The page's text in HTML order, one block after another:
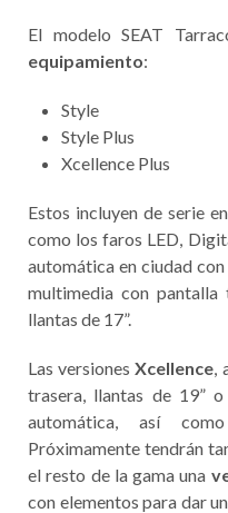
El modelo SEAT
equipamiento:
Style
Style Plus
Xcellence Plus
Estos incluyen de serie
como los faros LED,
automática en ciudad
multimedia con
llantas de 17”.
Las versionesXcellence,
trasera, llantas de 19”
automática, así
Próximamente tendrán
el resto de la gama una
con elementos para dar